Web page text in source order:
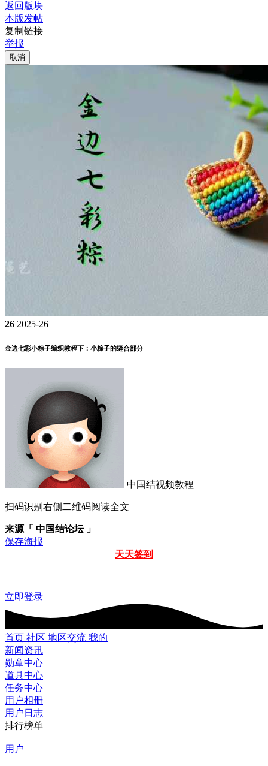
返回版块
本版发帖
复制链接
举报
取消
26 2025-26
金边七彩小粽子编织教程下：小粽子的缝合部分
中国结视频教程
扫码识别右侧二维码阅读全文
来源「 中国结论坛 」
保存海报
天天签到
立即登录
首页 社区 地区交流 我的
新闻资讯
勋章中心
道具中心
任务中心
用户相册
用户日志
排行榜单
用户